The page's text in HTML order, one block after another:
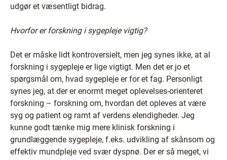
udgør et væsentligt bidrag.
Hvorfor er forskning i sygepleje vigtig?
Det er måske lidt kontroversielt, men jeg synes ikke, at al
forskning i sygepleje er lige vigtigt. Men det er jo et
spørgsmål om, hvad sygepleje er for et fag. Personligt
synes jeg, at der er enormt meget oplevelses-orienteret
forskning – forskning om, hvordan det opleves at være
syg og patient og ramt af verdens elendigheder. Jeg
kunne godt tænke mig mere klinisk forskning i
grundlæggende sygepleje, f.eks. udvikling af skånsom og
effektiv mundpleje ved svær dyspnø. Der er så meget, vi